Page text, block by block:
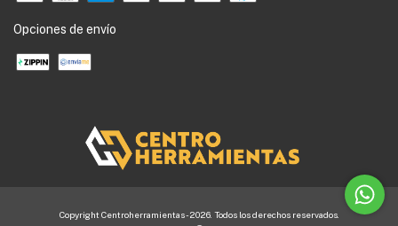
Opciones de envío
Copyright Centroherramientas - 2026. Todos los derechos reservados.